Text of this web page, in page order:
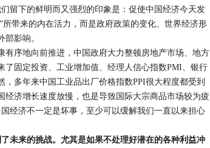
留下的鲜明而又强烈的印象是：促使中国经济今天发
所带来的内在活力，而是政府政策的变化、世界经济形
影响。
序地向前推进，中国政府大力整顿房地产市场、地方
了固定投资、工业增加值、经理人信心指数PMI、银行
多年来中国工业品出厂价格指数PPI很大程度都受到
经济增长速度放慢，也是导致国际大宗商品市场较为疲
经济不一定是坏事，至少可以缓解我们一直以来担心
未来的挑战。尤其是如果不处理好潜在的各种利益冲